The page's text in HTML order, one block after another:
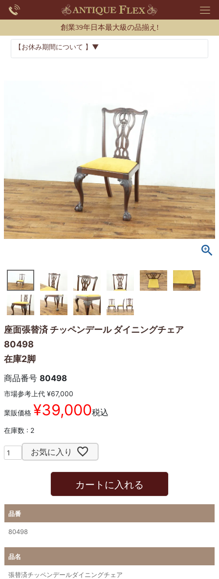
創業39年日本最大級の品揃え!
【お休み期間について 】▼
座面張替済 チッペンデール ダイニングチェア
80498
在庫2脚
商品番号 80498
市場参考上代 ¥67,000
業販価格 ¥39,000税込
在庫数 2
お気に入り
カートに入れる
品番
80498
品名
張替済チッペンデールダイニングチェア